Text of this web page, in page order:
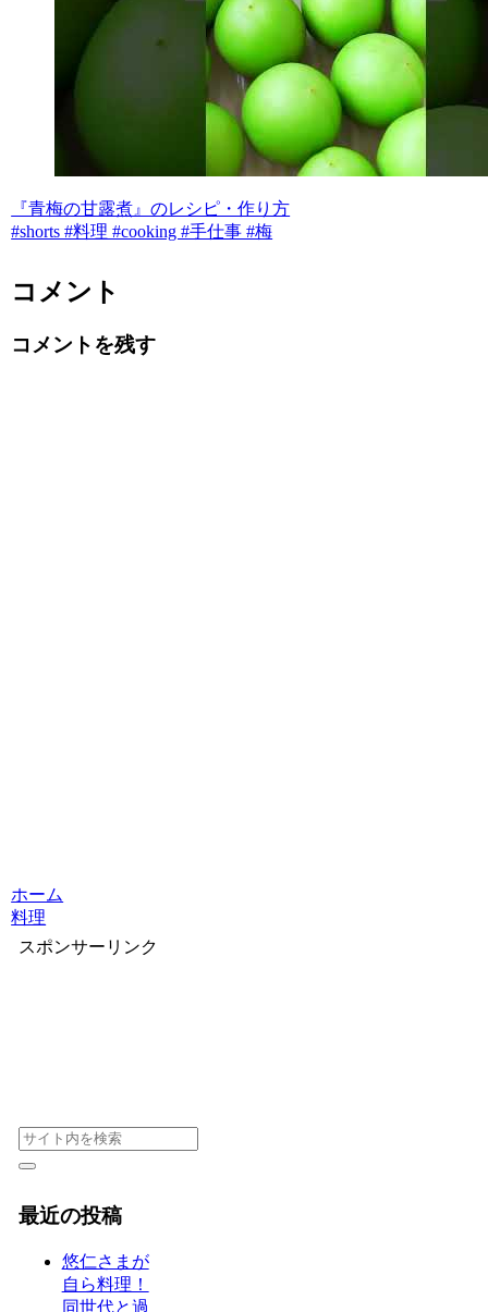
『青梅の甘露煮』のレシピ・作り方
#shorts #料理 #cooking #手仕事 #梅
コメント
コメントを残す
ホーム
料理
スポンサーリンク
最近の投稿
悠仁さまが
自ら料理！
同世代と過